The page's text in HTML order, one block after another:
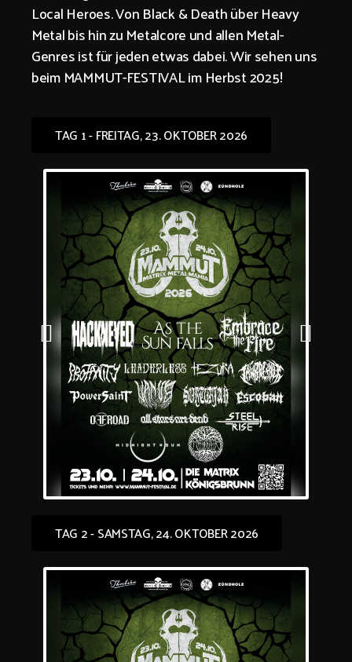
Local Heroes. Von Black & Death über Heavy
Metal bis hin zu Metalcore und allen Metal-
Genres ist für jeden etwas dabei. Wir sehen uns
beim MAMMUT-FESTIVAL im Herbst 2025!
TAG 1 - FREITAG, 23. OKTOBER 2026
TAG 2 - SAMSTAG, 24. OKTOBER 2026